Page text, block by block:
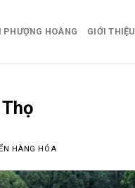
HOÀNG GIỚI THIỆU
HÀNG HÓA